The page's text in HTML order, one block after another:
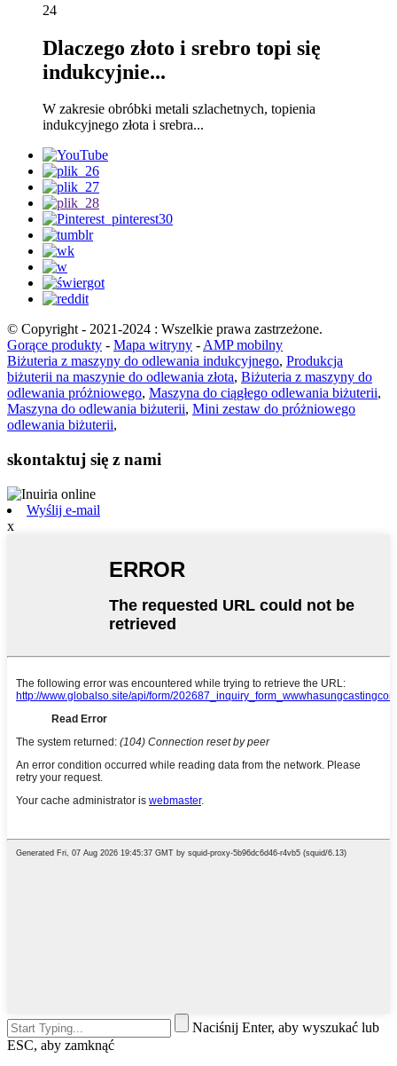
24
Dlaczego złoto i srebro topi się
indukcyjnie...
W zakresie obróbki metali szlachetnych, topienia
indukcyjnego złota i srebra...
© Copyright - 2021-2024 : Wszelkie prawa zastrzeżone.
Gorące produkty - Mapa witryny -AMP mobilny
Biżuteria z maszyny do odlewania indukcyjnego, Produkcja
biżuterii na maszynie do odlewania złota, Biżuteria z maszyny do
odlewania próżniowego, Maszyna do ciągłego odlewania biżuterii,
Maszyna do odlewania biżuterii, Mini zestaw do próżniowego
odlewania biżuterii,
skontaktuj się z nami
Wyślij e-mail
x
Naciśnij Enter, aby wyszukać lub
ESC, aby zamknąć